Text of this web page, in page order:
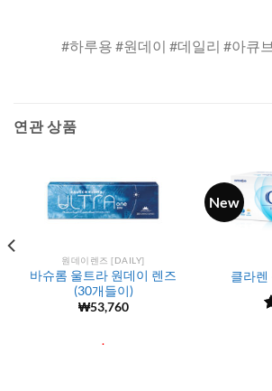
#하루용 #원데이 #데일리 #아큐
연관 상품
원데이렌즈 [DAILY]
바슈롬 울트라 원데이 렌즈
(30개들이)
₩53,760
.
New
클라렌